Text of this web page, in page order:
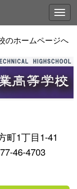
のホームページへ
町1丁目1-41
46-4703